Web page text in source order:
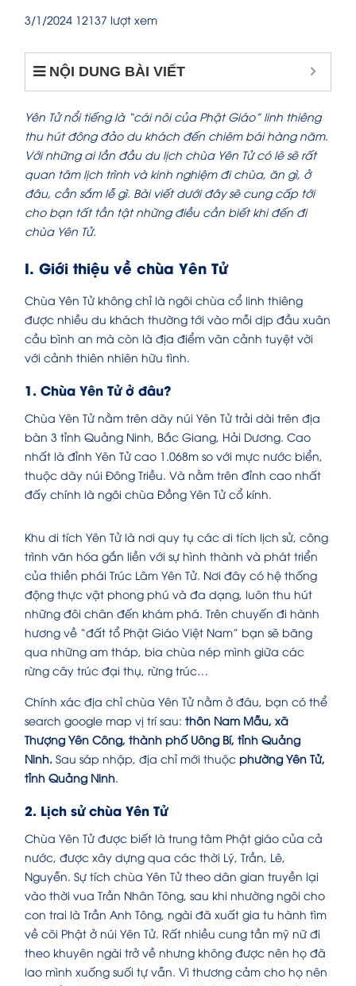
3/1/2024 12137 lượt xem
NỘI DUNG BÀI VIẾT
Yên Tử nổi tiếng là “cái nôi của Phật Giáo” linh thiêng
thu hút đông đảo du khách đến chiêm bái hàng năm.
Với những ai lần đầu du lịch chùa Yên Tử có lẽ sẽ rất
quan tâm lịch trình và kinh nghiệm đi chùa, ăn gì, ở
đâu, cần sắm lễ gì. Bài viết dưới đây sẽ cung cấp tới
cho bạn tất tần tật những điều cần biết khi đến đi
chùa Yên Tử.
I. Giới thiệu về chùa Yên Tử
Chùa Yên Tử không chỉ là ngôi chùa cổ linh thiêng
được nhiều du khách thường tới vào mỗi dịp đầu xuân
cầu bình an mà còn là địa điểm vãn cảnh tuyệt vời
với cảnh thiên nhiên hữu tình.
1. Chùa Yên Tử ở đâu?
Chùa Yên Tử nằm trên dãy núi Yên Tử trải dài trên địa
bàn 3 tỉnh Quảng Ninh, Bắc Giang, Hải Dương. Cao
nhất là đỉnh Yên Tử cao 1.068m so với mực nước biển,
thuộc dãy núi Đông Triều. Và nằm trên đỉnh cao nhất
đấy chính là ngôi chùa Đồng Yên Tử cổ kính.
Khu di tích Yên Tử là nơi quy tụ các di tích lịch sử, công
trình văn hóa gắn liền với sự hình thành và phát triển
của thiền phái Trúc Lâm Yên Tử. Nơi đây có hệ thống
động thực vật phong phú và đa dạng, luôn thu hút
những đôi chân đến khám phá. Trên chuyến đi hành
hương về “đất tổ Phật Giáo Việt Nam” bạn sẽ băng
qua những am tháp, bia chùa nép mình giữa các
rừng cây trúc đại thụ, rừng trúc…
Chính xác địa chỉ chùa Yên Tử nằm ở đâu, bạn có thể
search google map vị trí sau: thôn Nam Mẫu, xã
Thượng Yên Công, thành phố Uông Bí, tỉnh Quảng
Ninh. Sau sáp nhập, địa chỉ mới thuộc phường Yên Tử,
tỉnh Quảng Ninh.
2. Lịch sử chùa Yên Tử
Chùa Yên Tử được biết là trung tâm Phật giáo của cả
nước, được xây dựng qua các thời Lý, Trần, Lê,
Nguyễn. Sự tích chùa Yên Tử theo dân gian truyền lại
vào thời vua Trần Nhân Tông, sau khi nhường ngôi cho
con trai là Trần Anh Tông, ngài đã xuất gia tu hành tìm
về cõi Phật ở núi Yên Tử. Rất nhiều cung tần mỹ nữ đi
theo khuyên ngài trở về nhưng không được nên họ đã
lao mình xuống suối tự vẫn. Vì thương cảm cho họ nên